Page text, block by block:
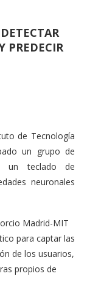
PREDECIR
de Tecnología
un grupo de
un teclado de
neuronales
Madrid-MIT
para captar las
de los usuarios,
propios de